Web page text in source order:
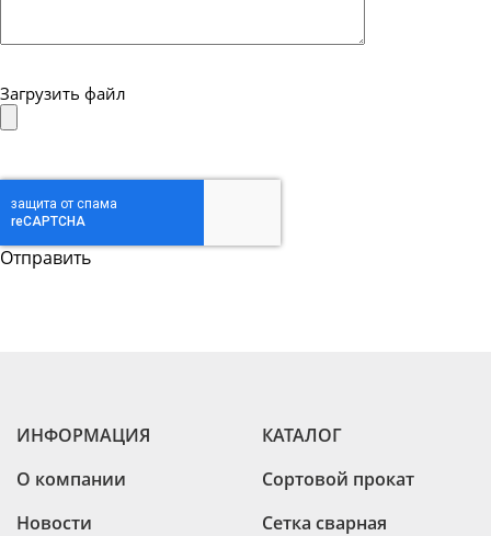
Загрузить файл
ИНФОРМАЦИЯ
О компании
Новости
КАТАЛОГ
Сортовой прокат
Сетка сварная